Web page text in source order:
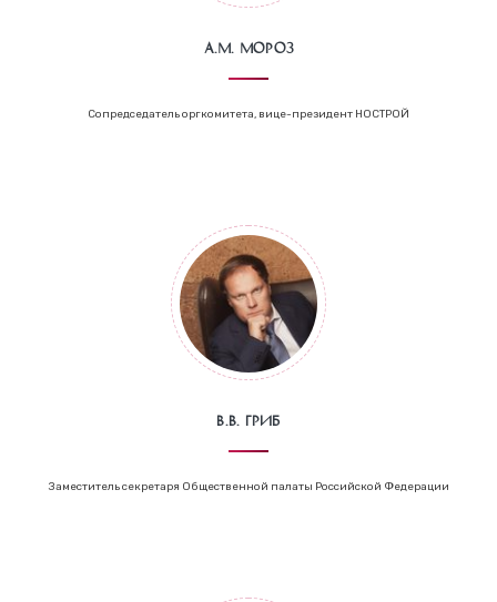
А.М. Мороз
Сопредседатель оргкомитета, вице-президент НОСТРОЙ
В.В. Гриб
Заместитель секретаря Общественной палаты Российской Федерации